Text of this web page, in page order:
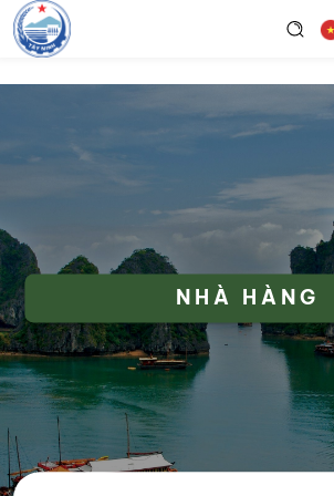
NHÀ HÀNG